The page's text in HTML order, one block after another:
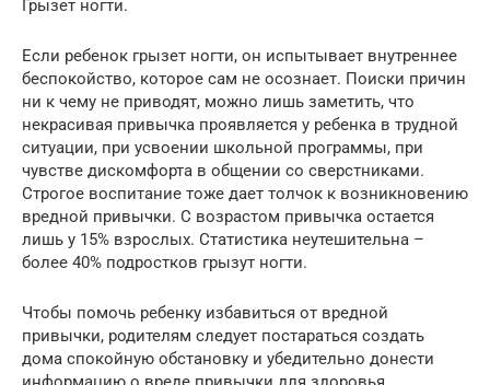
Грызет ногти.
Если ребенок грызет ногти, он испытывает внутреннее
беспокойство, которое сам не осознает. Поиски причин
ни к чему не приводят, можно лишь заметить, что
некрасивая привычка проявляется у ребенка в трудной
ситуации, при усвоении школьной программы, при
чувстве дискомфорта в общении со сверстниками.
Строгое воспитание тоже дает толчок к возникновению
вредной привычки. С возрастом привычка остается
лишь у 15% взрослых. Статистика неутешительна –
более 40% подростков грызут ногти.
Чтобы помочь ребенку избавиться от вредной
привычки, родителям следует постараться создать
дома спокойную обстановку и убедительно донести